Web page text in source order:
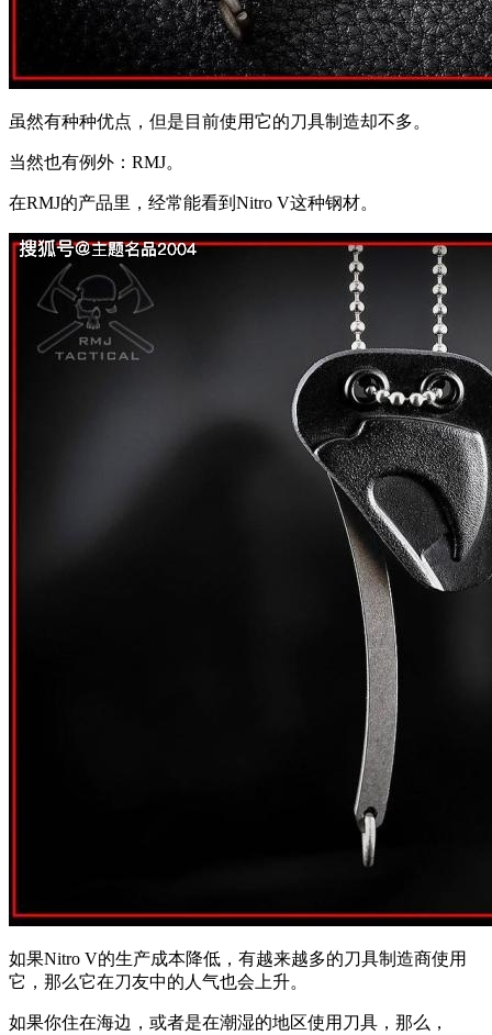
虽然有种种优点，但是目前使用它的刀具制造却不多。
当然也有例外：RMJ。
在RMJ的产品里，经常能看到Nitro V这种钢材。
如果Nitro V的生产成本降低，有越来越多的刀具制造商使用
它，那么它在刀友中的人气也会上升。
如果你住在海边，或者是在潮湿的地区使用刀具，那么，